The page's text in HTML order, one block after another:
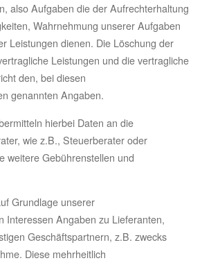
also Aufgaben die der Aufrechterhaltung
Wahrnehmung unserer Aufgaben
Leistungen dienen. Die Löschung der
Leistungen und die vertragliche
den, bei diesen
genannten Angaben.
hierbei Daten an die
wie z.B., Steuerberater oder
weitere Gebührenstellen und
Grundlage unserer
Interessen Angaben zu Lieferanten,
Geschäftspartnern, z.B. zwecks
Diese mehrheitlich